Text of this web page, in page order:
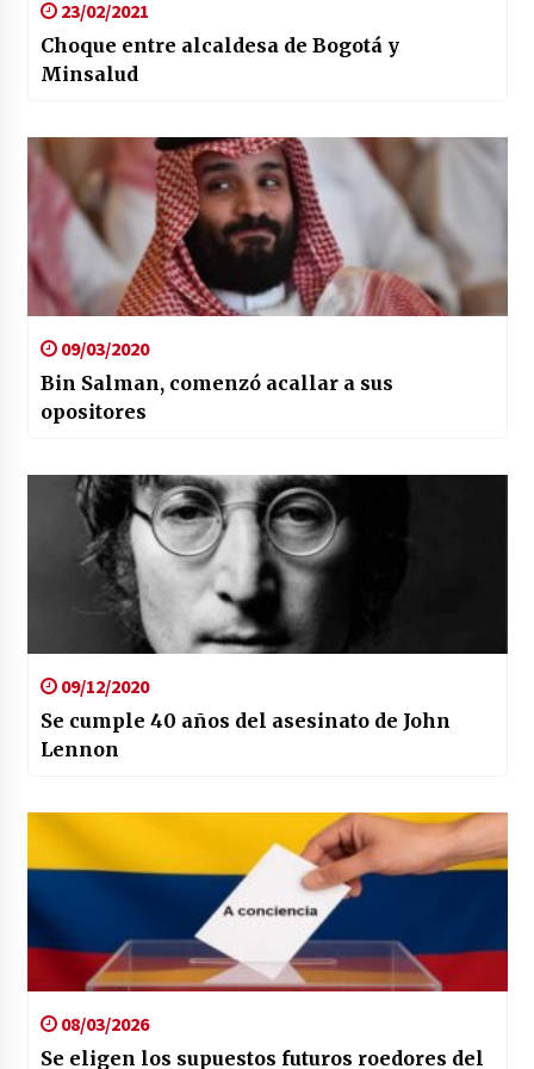
23/02/2021
Choque entre alcaldesa de Bogotá y
Minsalud
09/03/2020
Bin Salman, comenzó acallar a sus
opositores
09/12/2020
Se cumple 40 años del asesinato de John
Lennon
08/03/2026
Se eligen los supuestos futuros roedores del